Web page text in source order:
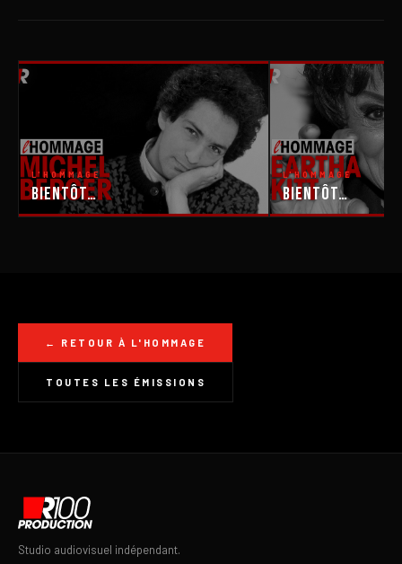
L'HOMMAGE
Bientôt…
L'HOMMAGE
Bientôt…
← RETOUR À L'HOMMAGE
TOUTES LES ÉMISSIONS
Studio audiovisuel indépendant.